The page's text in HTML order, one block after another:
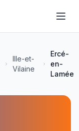
Ille-et-
Vilaine
Ercé-
en-
Lamée